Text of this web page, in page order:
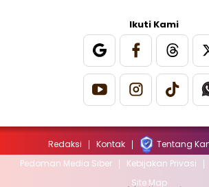
Ikuti Kami
Redaksi Kontak Tentang
Pedoman Media Siber
Kebijakan Privasi
Site Map